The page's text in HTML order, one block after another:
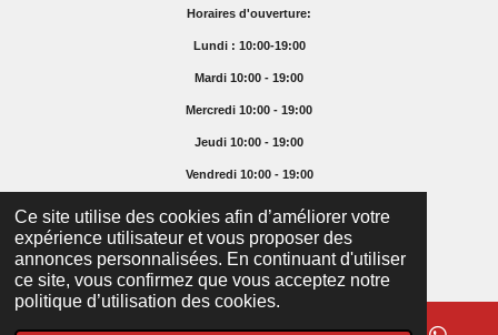
Ce site utilise des cookies afin d’améliorer votre
expérience utilisateur et vous proposer des
annonces personnalisées. En continuant d'utiliser
ce site, vous confirmez que vous acceptez notre
politique d’utilisation des cookies.
Horaires d'ouverture:
Lundi : 10:00-19:00
Mardi 10:00 - 19:00
Mercredi 10:00 - 19:00
Jeudi 10:00 - 19:00
Vendredi 10:00 - 19:00
Samedi 10:00 - 16:00
Dimanche Fermé
© 2025 Supremefoodshop.ch